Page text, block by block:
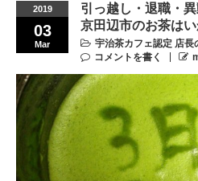
2019
03
Mar
引っ越し・退職・
京田辺市のお茶は
宇治茶カフェ認定 店長
コメントを書く